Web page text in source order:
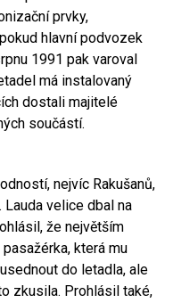
prvky,
hlavní podvozek
1991 pak varoval
má instalovaný
dostali majitelé
součástí.
nejvíc Rakušanů,
Lauda velice dbal na
že největším
která mu
do letadla, ale
zkusila. Prohlásil také,